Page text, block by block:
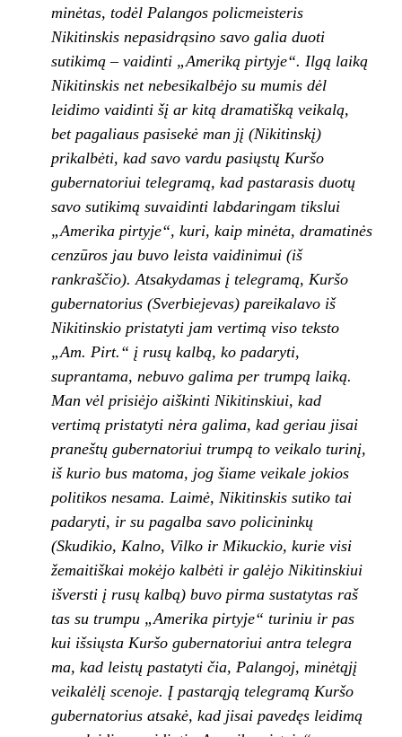
minėtas, todėl Palangos policmeisteris
Nikitinskis nepasidrąsino savo galia duoti
sutikimą – vaidinti „Ameriką pirtyje“. Ilgą laiką
Nikitinskis net nebesikalbėjo su mumis dėl
leidimo vai­dinti šį ar kitą dramatišką veikalą,
bet pagaliaus pasisekė man jį (Nikitinskį)
prikalbėti, kad sa­vo vardu pasiųstų Kuršo
gubernatoriui teleg­ramą, kad pastarasis duotų
savo sutikimą su­vaidinti labdaringam tikslui
„Amerika pirtyje“, kuri, kaip minėta, dramatinės
cenzūros jau buvo leista vaidinimui (iš
rankraščio). Atsakyda­mas į telegramą, Kuršo
gubernatorius (Sverbiejevas) pareikalavo iš
Nikitinskio pristatyti jam vertimą viso teksto
„Am. Pirt.“ į rusų kalbą, ko padaryti,
suprantama, nebuvo galima per trum­pą laiką.
Man vėl prisiėjo aiškinti Nikitinskiui, kad
vertimą pristatyti nėra galima, kad geriau jisai
praneštų gubernatoriui trumpą to veikalo turinį,
iš kurio bus matoma, jog šiame veikale jokios
politikos nesama. Laimė, Nikitinskis su­tiko tai
padaryti, ir su pagalba savo policininkų
(Skudikio, Kalno, Vilko ir Mikuckio, kurie visi
žemaitiškai mokėjo kalbėti ir galėjo Nikitinskiui
išversti į rusų kalbą) buvo pirma sustatytas raš­
tas su trumpu „Amerika pirtyje“ turiniu ir pas­
kui išsiųsta Kuršo gubernatoriui antra telegra­
ma, kad leistų pastatyti čia, Palangoj, minėtąjį
veikalėlį scenoje. Į pastarąją telegramą Kuršo
gubernatorius atsakė, kad jisai pavedęs leidi­mą